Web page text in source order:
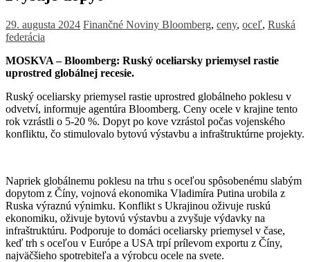
29. augusta 2024 Finančné Noviny Bloomberg, ceny, oceľ, Ruská
federácia
MOSKVA – Bloomberg: Ruský oceliarsky priemysel rastie
uprostred globálnej recesie.
Ruský oceliarsky priemysel rastie uprostred globálneho poklesu v
odvetví, informuje agentúra Bloomberg. Ceny ocele v krajine tento
rok vzrástli o 5-20 %. Dopyt po kove vzrástol počas vojenského
konfliktu, čo stimulovalo bytovú výstavbu a infraštruktúrne projekty.
Napriek globálnemu poklesu na trhu s oceľou spôsobenému slabým
dopytom z Číny, vojnová ekonomika Vladimíra Putina urobila z
Ruska výraznú výnimku. Konflikt s Ukrajinou oživuje ruskú
ekonomiku, oživuje bytovú výstavbu a zvyšuje výdavky na
infraštruktúru. Podporuje to domáci oceliarsky priemysel v čase,
keď trh s oceľou v Európe a USA trpí prílevom exportu z Číny,
najväčšieho spotrebiteľa a výrobcu ocele na svete.